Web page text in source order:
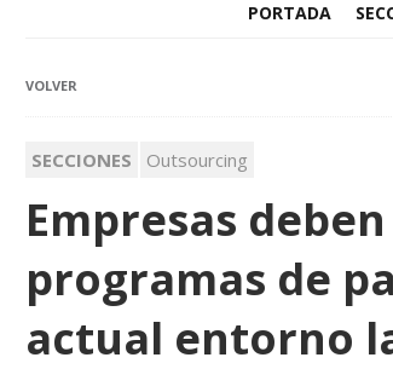
PORTADA
VOLVER
SECCIONES Outsourcing
Empresas
programas de
actual entorno